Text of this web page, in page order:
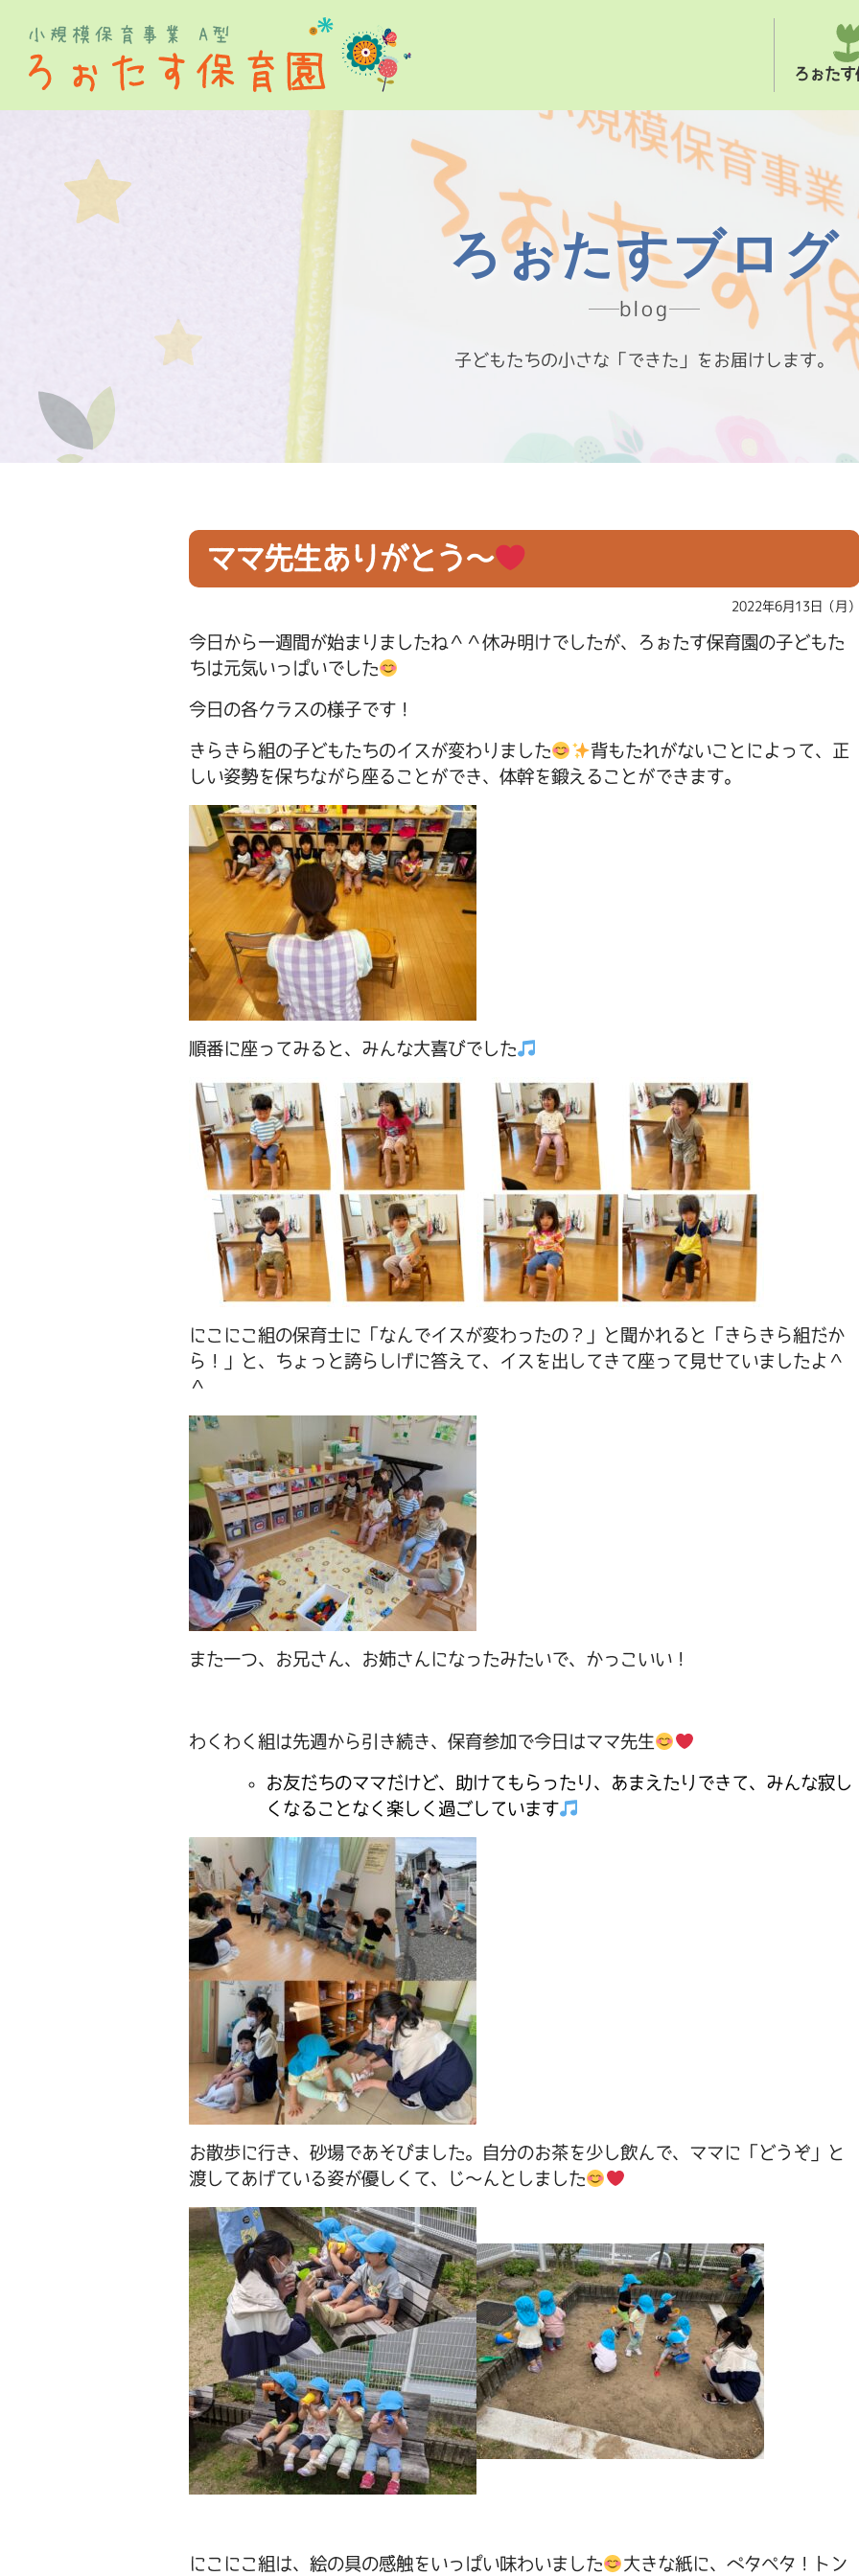
ろぉたす
ろぉたすブログ
blog
子どもたちの小さな「できた」をお届けします。
ママ先生ありがとう～
2022年6月13日（月）
今日から一週間が始まりましたね＾＾休み明けでしたが、ろぉたす保育園の子どもた
ちは元気いっぱいでした
今日の各クラスの様子です！
きらきら組の子どもたちのイスが変わりました
背もたれがないことによって、正
しい姿勢を保ちながら座ることができ、体幹を鍛えることができます。
順番に座ってみると、みんな大喜びでした
にこにこ組の保育士に「なんでイスが変わったの？」と聞かれると「きらきら組だか
ら！」と、ちょっと誇らしげに答えて、イスを出してきて座って見せていましたよ＾
＾
また一つ、お兄さん、お姉さんになったみたいで、かっこいい！
わくわく組は先週から引き続き、保育参加で今日はママ先生
お友だちのママだけど、助けてもらったり、あまえたりできて、みんな寂し
くなることなく楽しく過ごしています
お散歩に行き、砂場であそびました。自分のお茶を少し飲んで、ママに「どうぞ」と
渡してあげている姿が優しくて、じ～んとしました
にこにこ組は、絵の具の感触をいっぱい味わいました 大きな紙に、ペタぺタ！トン